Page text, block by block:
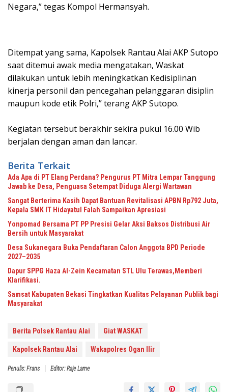
Negara,” tegas Kompol Hermansyah.
Ditempat yang sama, Kapolsek Rantau Alai AKP Sutopo
saat ditemui awak media mengatakan, Waskat
dilakukan untuk lebih meningkatkan Kedisiplinan
kinerja personil dan pencegahan pelanggaran disiplin
maupun kode etik Polri,” terang AKP Sutopo.
Kegiatan tersebut berakhir sekira pukul 16.00 Wib
berjalan dengan aman dan lancar.
Berita Terkait
Ada Apa di PT Elang Perdana? Pengurus PT Mitra Lempar Tanggung
Jawab ke Desa, Penguasa Setempat Diduga Alergi Wartawan
Sangat Berterima Kasih Dapat Bantuan Revitalisasi APBN Rp792 Juta,
Kepala SMK IT Hidayatul Falah Sampaikan Apresiasi
Yonpomad Bersama PT PP Presisi Gelar Aksi Baksos Distribusi Air
Bersih untuk Masyarakat
Desa Sukanegara Buka Pendaftaran Calon Anggota BPD Periode
2027–2035
Dapur SPPG Haza Al-Zein Kecamatan STL Ulu Terawas,Memberi
Klarifikasi.
Samsat Kabupaten Bekasi Tingkatkan Kualitas Pelayanan Publik bagi
Masyarakat
Berita Polsek Rantau Alai Giat WASKAT
Kapolsek Rantau Alai Wakapolres Ogan Ilir
Penulis: Frans Editor: Raje Lame